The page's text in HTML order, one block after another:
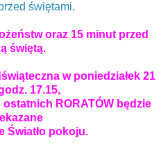
świętami.
oraz 15 minut przed
świętą.
w poniedziałek 21
17.15,
RORATÓW będzie
Światło pokoju.